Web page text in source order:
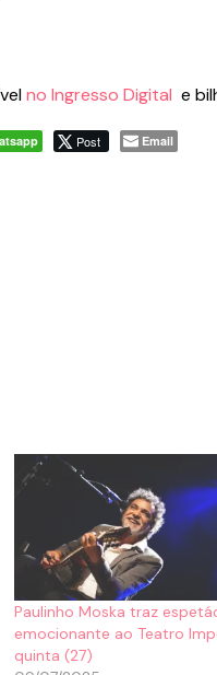
no Ingresso Digital e
Post Email
Paulinho Moska traz
emocionante ao Teatro
quinta (27)